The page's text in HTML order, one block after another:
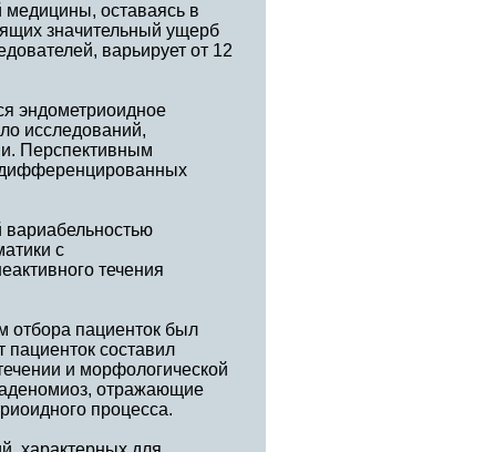
медицины, оставаясь в
значительный ущерб
варьирует от 12
эндометриоидное
исследований,
Перспективным
дифференцированных
вариабельностью
с
течения
пациенток был
пациенток составил
и морфологической
отражающие
процесса.